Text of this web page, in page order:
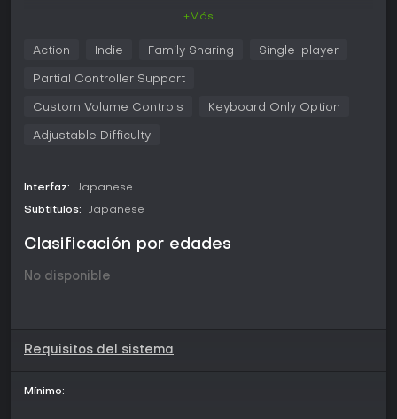
Your enemies won’t stay passive.
strike back.
Defeat bosses again to obtain unique weapons with fixed
Their stats—such as attack power and charge speed—vary
When the numbers align with your player upgrades, the very
A bullet hell action game that shifts between 2D and an
This is a bullet hell that doesn’t end with dodging alone.
Unique Weapons with Personality
Defeat bosses in rematches and earn original weapons as
randomized values.
The upper and lower limits of these random stats can be
+Más
Action Indie Family Sharing Single-player
Partial Controller Support
Custom Volume Controls Keyboard Only Option
Adjustable Difficulty
Interfaz: Japanese
Subtítulos: Japanese
Clasificación por edades
No disponible
Requisitos del sistema
Mínimo: